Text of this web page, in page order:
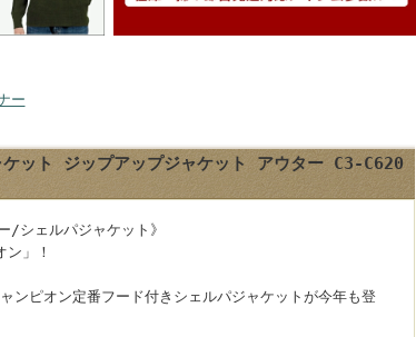
ー
ット ジップアップジャケット アウター C3-C620
シェルパジャケット》
」！
ンピオン定番フード付きシェルパジャケットが今年も登